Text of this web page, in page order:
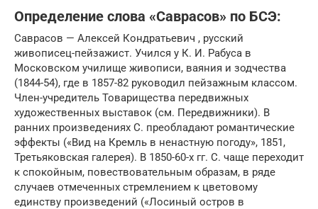
Определение слова «Саврасов» по БСЭ:
Саврасов — Алексей Кондратьевич , русский
живописец-пейзажист. Учился у К. И. Рабуса в
Московском училище живописи, ваяния и зодчества
(1844-54), где в 1857-82 руководил пейзажным классом.
Член-учредитель Товарищества передвижных
художественных выставок (см. Передвижники). В
ранних произведениях С. преобладают романтические
эффекты («Вид на Кремль в ненастную погоду», 1851,
Третьяковская галерея). В 1850-60-х гг. С. чаще переходит
к спокойным, повествовательным образам, в ряде
случаев отмеченных стремлением к цветовому
единству произведений («Лосиный остров в